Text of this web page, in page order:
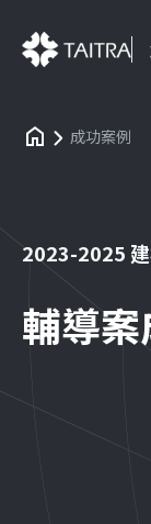
成功案例
2023-2025
輔導